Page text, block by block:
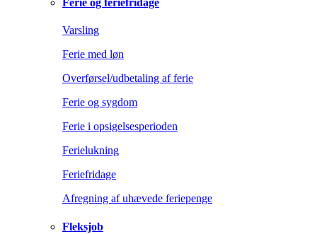
Ferie og feriefridage
Varsling
Ferie med løn
Overførsel/udbetaling af ferie
Ferie og sygdom
Ferie i opsigelsesperioden
Ferielukning
Feriefridage
Afregning af uhævede feriepenge
Fleksjob